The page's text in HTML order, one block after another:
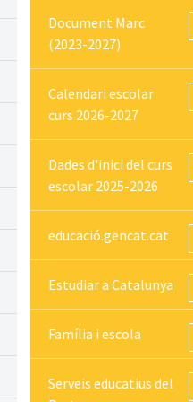
Document Marc
(2023-2027)
Calendari escolar
curs 2026-2027
Dades d'inici del curs
escolar 2025-2026
educació.gencat.cat
Estudiar a Catalunya
Família i escola
Serveis educatius del